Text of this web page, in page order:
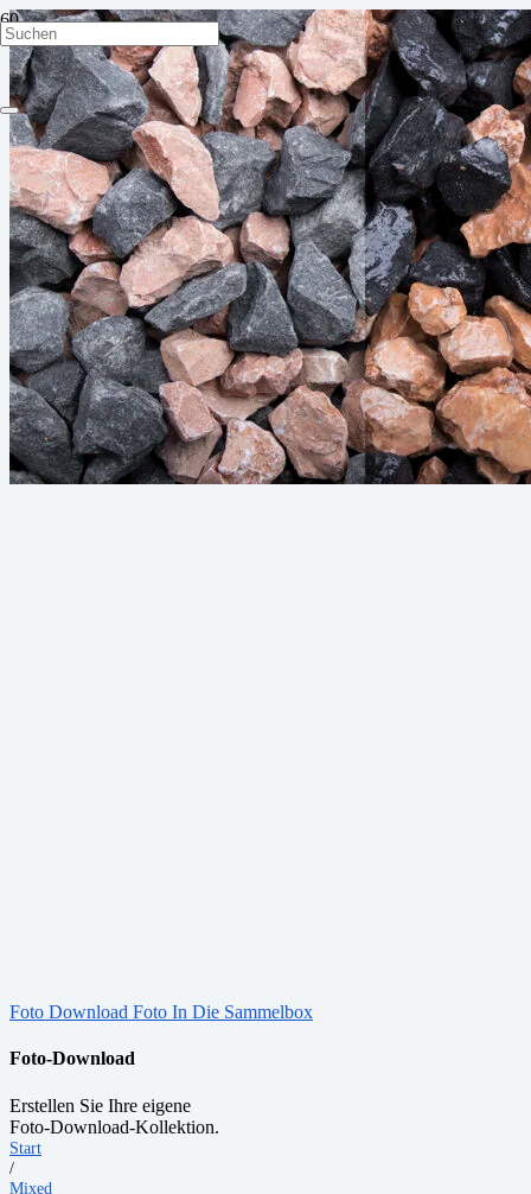
Foto Download Foto In Die Sammelbox
Foto-Download
Erstellen Sie Ihre eigene
Foto-Download-Kollektion.
Start
/
Mixed